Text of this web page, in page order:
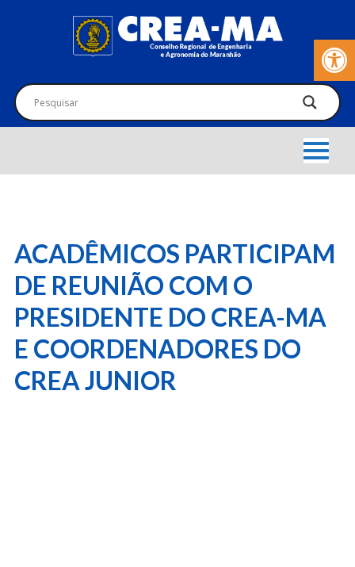
Barra de
ACADÊMICOS PARTICIPAM
DE REUNIÃO COM O
PRESIDENTE DO CREA-MA
E COORDENADORES DO
CREA JUNIOR